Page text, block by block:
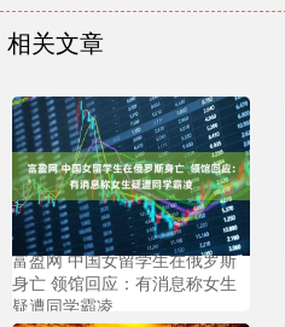
相关文章
富盈网 中国女留学生在俄罗斯
身亡 领馆回应：有消息称女生
疑遭同学霸凌